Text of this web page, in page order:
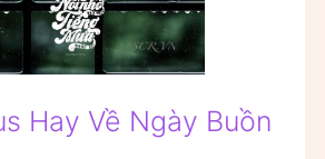
Hay Về Ngày Buồn